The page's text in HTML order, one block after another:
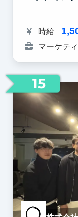
時給
マーケテ
15